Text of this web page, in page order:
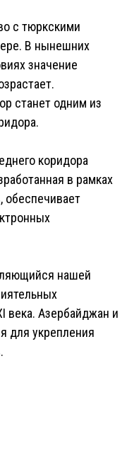
с тюркскими
В нынешних
значение
станет одним из
коридора
в рамках
обеспечивает
нашей
века. Азербайджан и
для укрепления